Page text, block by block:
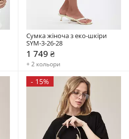
Сумка жіноча з еко-шкіри
SYM-3-26-28
1 749 ₴
+ 2 кольори
- 15%